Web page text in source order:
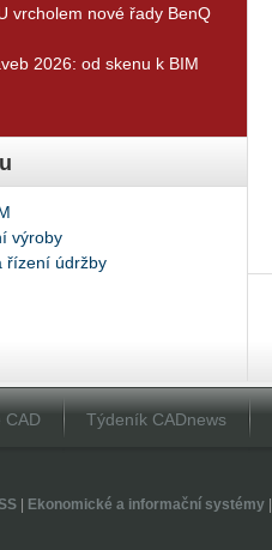
vrcholem nové řady BenQ
2026: od skenu k BIM
výroby
řízení údržby
CAD Týdeník CADnews
| Ekonomické a informační systémy|